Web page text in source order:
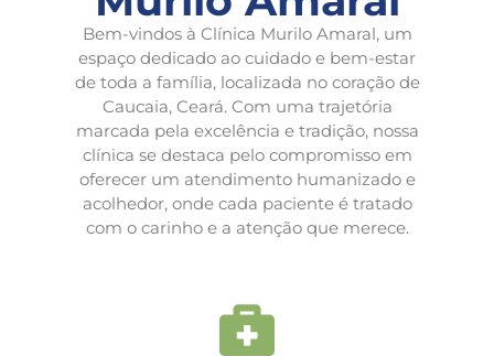
Bem-vindos à Clínica Murilo Amaral, um
espaço dedicado ao cuidado e bem-estar
de toda a família, localizada no coração de
Caucaia, Ceará. Com uma trajetória
marcada pela excelência e tradição, nossa
clínica se destaca pelo compromisso em
oferecer um atendimento humanizado e
acolhedor, onde cada paciente é tratado
com o carinho e a atenção que merece.